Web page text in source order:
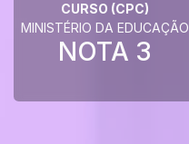
CURSO (CPC)
MINISTÉRIO DA EDUCAÇÃO
NOTA 3